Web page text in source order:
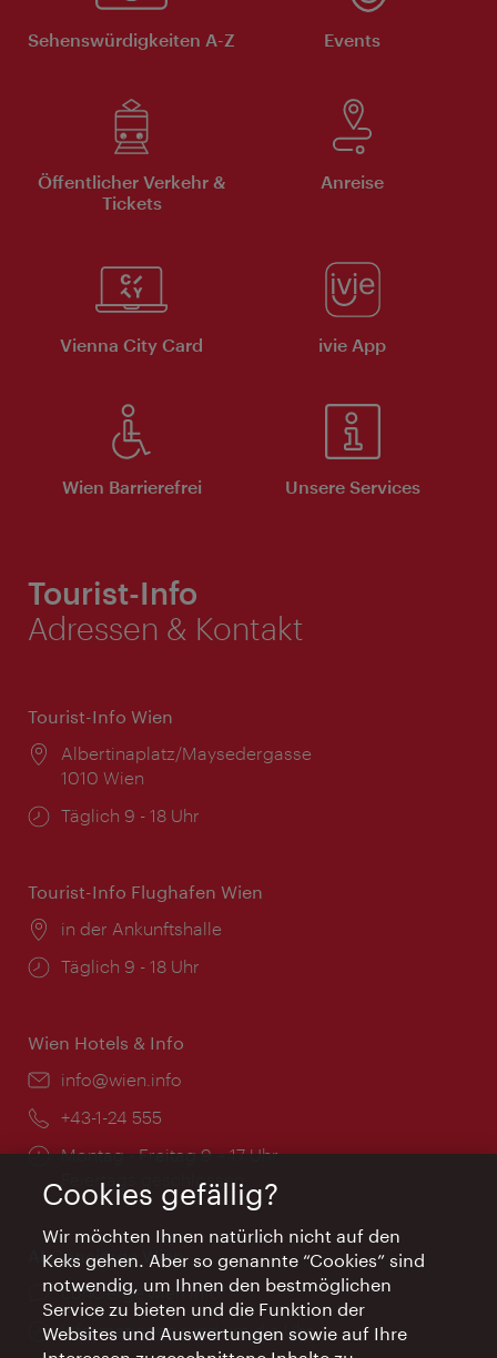
Sehenswürdigkeiten A-Z Events
Öffentlicher Verkehr &
Tickets
Anreise
Vienna City Card ivie App
Wien Barrierefrei Unsere Services
Tourist-Info
Adressen & Kontakt
Tourist-Info Wien
Ort:
Albertinaplatz/Maysedergasse
1010 Wien
Öffnungszeiten:
Täglich 9 - 18 Uhr
Tourist-Info Flughafen Wien
Ort:
in der Ankunftshalle
Öffnungszeiten:
Täglich 9 - 18 Uhr
Wien Hotels & Info
Email:
info@wien.info
Telefon:
+43-1-24 555
Öffnungszeiten:
Montag - Freitag 9 – 17 Uhr
Feiertags geschlossen
AI Concierge Wien
Ort:
concierge.wien.info
Öffnungszeiten:
Informationen rund um die Uhr
Cookies gefällig?
Wir möchten Ihnen natürlich nicht auf den
Keks gehen. Aber so genannte “Cookies” sind
notwendig, um Ihnen den bestmöglichen
Service zu bieten und die Funktion der
Websites und Auswertungen sowie auf Ihre